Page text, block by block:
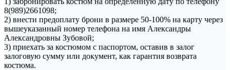
8(989)2661098;
2) внести предоплату брони в размере 50-100% на карту через
вышеуказанный номер телефона на имя Александры
Александровны Зубовой;
3) приехать за костюмом с паспортом, оставив в залог
залоговую сумму или документ, как гарантия возврата
костюма.